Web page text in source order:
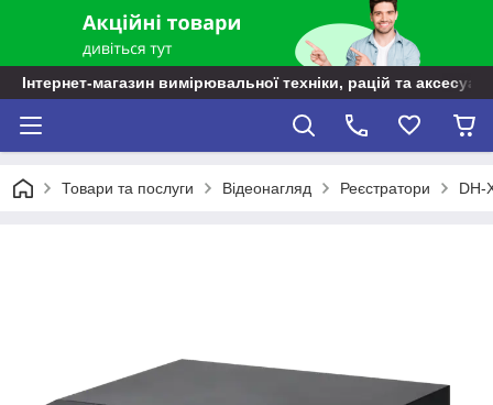
Інтернет-магазин вимірювальної техніки, рацій та
Товари та послуги Відеонагляд Реєстратори DH-